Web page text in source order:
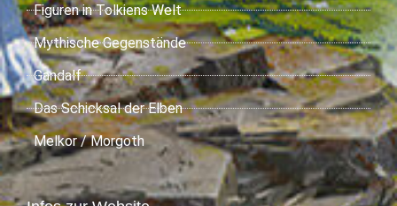
Figuren in Tolkiens Welt
Mythische Gegenstände
Gandalf
Das Schicksal der Elben
Melkor / Morgoth